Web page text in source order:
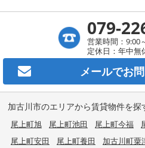
079-
営業時間：9:00
定休日：年中無
メールでお
加古川市のエリアから賃貸物件を探
尾上町旭 尾上町池田 尾上町今福
尾上町安田
尾上町養田 加古川町粟